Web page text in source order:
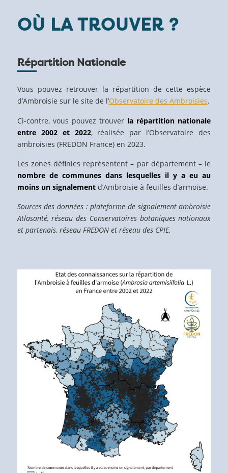
OÙ LA TROUVER ?
Répartition Nationale
Vous pouvez retrouver la répartition de cette espèce
d’Ambroisie sur le site de l’Observatoire des Ambroisies.
Ci-contre, vous pouvez trouver la répartition nationale
entre 2002 et 2022, réalisée par l’Observatoire des
ambroisies (FREDON France) en 2023.
Les zones définies représentent – par département – le
nombre de communes dans lesquelles il y a eu au
moins un signalementd’Ambroisie à feuilles d’armoise.
Sources des données : plateforme de signalement ambroisie
Atlasanté, réseau des Conservatoires botaniques nationaux
et partenais, réseau FREDON et réseau des CPIE.